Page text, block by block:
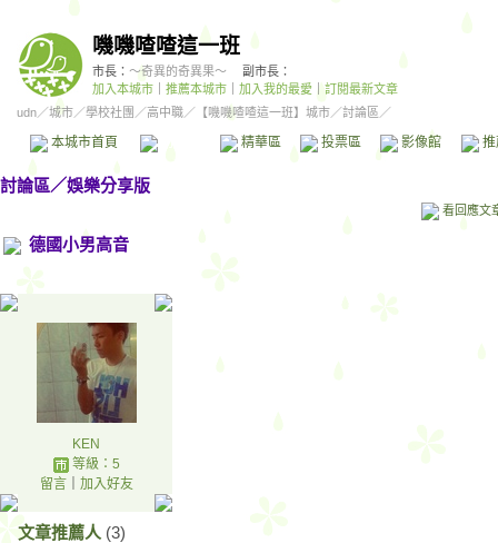
嘰嘰喳喳這一班
市長： ～奇異的奇異果～
副市長：
加入本城市
推薦本城市 加入我的最愛 ｜ 訂閱最新文章
udn／城市／學校社團 ／高中職／ 【嘰嘰喳喳這一班】城市／討論區／
本城市首頁 精華區 投票區 影像館
討論區／娛樂分享版
看回應文
德國小男高音
KEN
等級：5
留言｜ 加入好友
文章推薦人 (3)